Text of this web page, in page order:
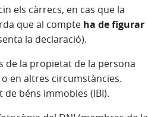
els càrrecs, en cas que la
que al compte ha de figurar
la declaració).
de la propietat de la persona
en altres circumstàncies.
béns immobles (IBI).